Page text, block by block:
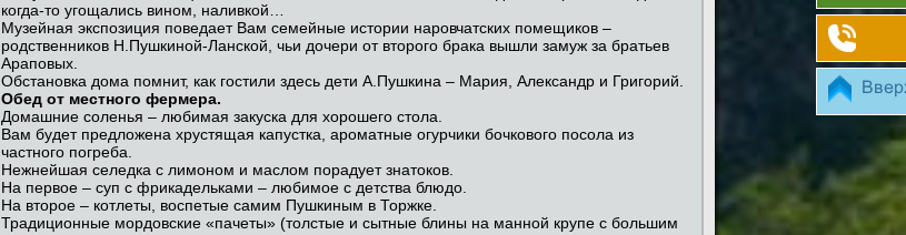
когда-то угощались вином, наливкой…
Музейная экспозиция поведает Вам семейные истории наровчатских помещиков –
родственников Н.Пушкиной-Ланской, чьи дочери от второго брака вышли замуж за братьев
Араповых.
Обстановка дома помнит, как гостили здесь дети А.Пушкина – Мария, Александр и Григорий.
Обед от местного фермера.
Домашние соленья – любимая закуска для хорошего стола.
Вам будет предложена хрустящая капустка, ароматные огурчики бочкового посола из
частного погреба.
Нежнейшая селедка с лимоном и маслом порадует знатоков.
На первое – суп с фрикадельками – любимое с детства блюдо.
На второе – котлеты, воспетые самим Пушкиным в Торжке.
Традиционные мордовские «пачеты» (толстые и сытные блины на манной крупе с большим